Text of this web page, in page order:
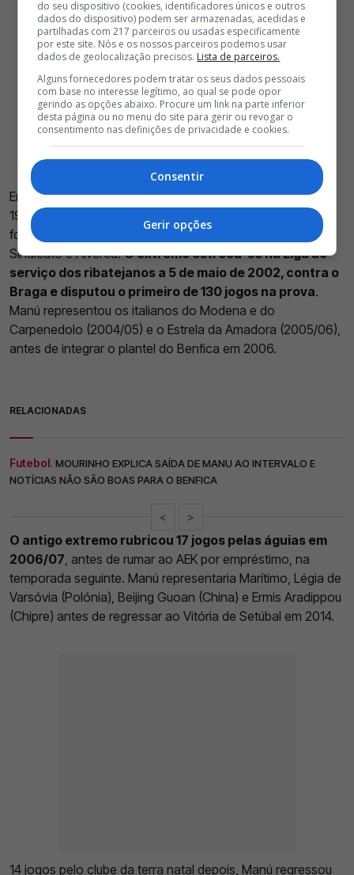
Emanuel Jesus Bonfim Evaristo nasceu a 28 de agosto de
1982 em Setúbal. Manú, como era mais conhecido, foi
formado no Vitória Futebol Clube, Grupo Desportivo O
Sindicato e Alverca.O extremo estreou-se na Liga ao
serviço dos ribatejanos a 5 de maio de 2002, contra o
Braga e disputou o primeiro de 130 jogos na prova.
Manú representou os italianos do Modena e do
Carpenedolo (2004/05) e o Estrela da Amadora (2005/06),
antes de integrar o plantel do Benfica em 2006.
RELACIONADAS
Futebol. MOURINHO EXPLICA SAÍDA DE MANU AO INTERVALO E
NOTÍCIAS NÃO SÃO BOAS PARA O BENFICA
< >
O antigo extremo rubricou 17 jogos pelas águias em
2006/07 , antes de rumar ao AEK por empréstimo, na
temporada seguinte. Manú representaria Marítimo, Légia de
Varsóvia (Polónia), Beijing Guoan (China) e Ermis Aradippou
(Chipre) antes de regressar ao Vitória de Setúbal em 2014.
14 jogos pelo clube da terra natal depois, Manú regressou
do seu dispositivo (cookies, identificadores únicos e outros
dados do dispositivo) podem ser armazenadas, acedidas e
partilhadas com 217 parceiros ou usadas especificamente
por este site. Nós e os nossos parceiros podemos usar
dados de geolocalização precisos. Lista de parceiros.
Alguns fornecedores podem tratar os seus dados pessoais
com base no interesse legítimo, ao qual se pode opor
gerindo as opções abaixo. Procure um link na parte inferior
desta página ou no menu do site para gerir ou revogar o
consentimento nas definições de privacidade e cookies.
Consentir
Gerir opções